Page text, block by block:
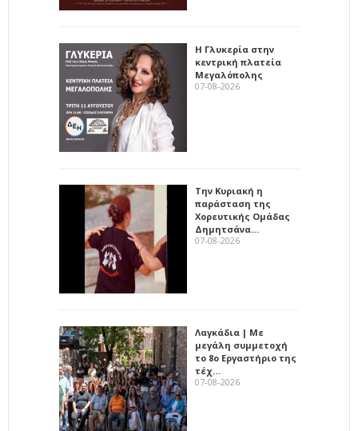
Η Γλυκερία στην
κεντρική πλατεία
Μεγαλόπολης
07-08-2026
Την Κυριακή η
παράσταση της
Χορευτικής Ομάδας
Δημητσάνα…
07-08-2026
Λαγκάδια | Με
μεγάλη συμμετοχή
το 8ο Εργαστήριο της
τέχ…
07-08-2026